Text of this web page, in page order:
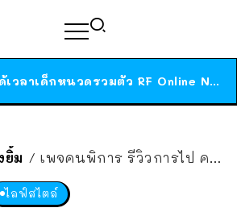
ได้เวลาเด็กหนวดรวมตัว RF Online Next เปิดให้เล่นแล้ว เกม Sci-Fi MMORPG ระดับตำนาน เล่นได้ทั้งมือถือและ PC
ยิ้ม / เพจคนพิการ รีวิวการไป คลองช่องนนทรี ด้วย ‘วีลแชร์ไฟฟ้า’ ที่เจออุปสรรคมากมาย
ไลฟ์สไตล์